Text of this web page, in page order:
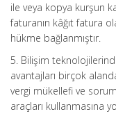
ile veya kopya kurşun
faturanın kâğıt fatura
hükme bağlanmıştır.
5. Bilişim
avantajları birçok
vergi mükellefi ve
araçları kullanmasına